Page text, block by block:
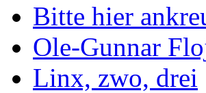
Bitte hier
Ole-Gunnar
Linx, zwo, drei